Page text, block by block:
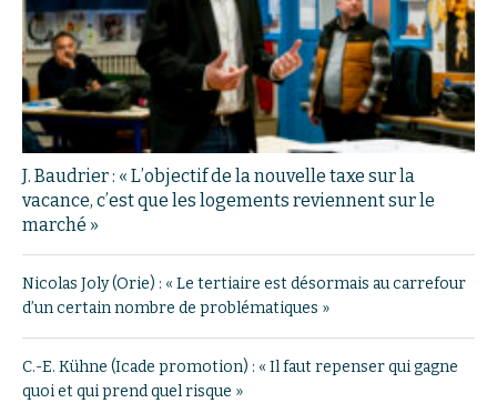
J. Baudrier : « L’objectif de la nouvelle taxe sur la
vacance, c’est que les logements reviennent sur le
marché »
Nicolas Joly (Orie) : « Le tertiaire est désormais au carrefour
d’un certain nombre de problématiques »
C.-E. Kühne (Icade promotion) : « Il faut repenser qui gagne
quoi et qui prend quel risque »